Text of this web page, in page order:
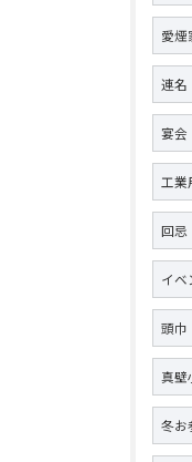
愛煙
連名
宴会
工業
回忌
イベ
頭巾
真壁
冬お